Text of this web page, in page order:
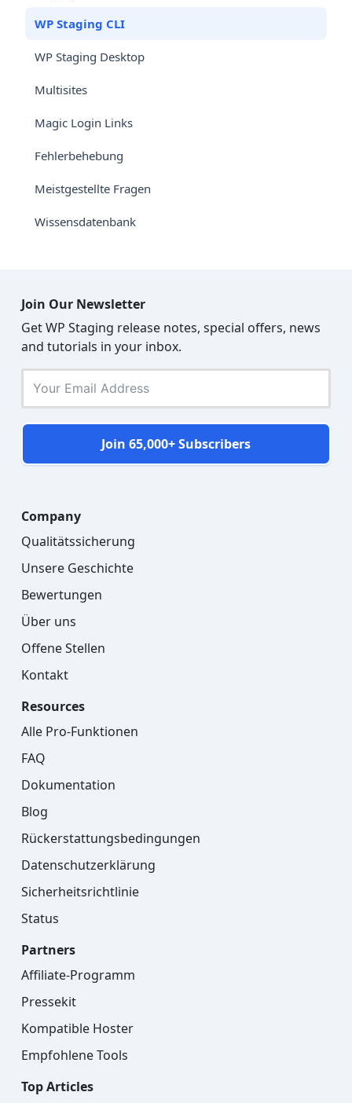
WP Staging CLI
WP Staging Desktop
Multisites
Magic Login Links
Fehlerbehebung
Meistgestellte Fragen
Wissensdatenbank
Join Our Newsletter
Get WP Staging release notes, special offers, news
and tutorials in your inbox.
Join 65,000+ Subscribers
Company
Qualitätssicherung
Unsere Geschichte
Bewertungen
Über uns
Offene Stellen
Kontakt
Resources
Alle Pro-Funktionen
FAQ
Dokumentation
Blog
Rückerstattungsbedingungen
Datenschutzerklärung
Sicherheitsrichtlinie
Status
Partners
Affiliate-Programm
Pressekit
Kompatible Hoster
Empfohlene Tools
Top Articles